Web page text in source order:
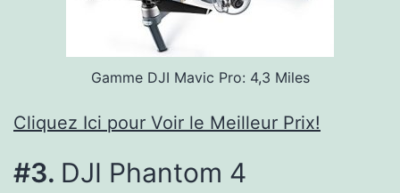
Gamme DJI Mavic Pro: 4,3 Miles
Cliquez Ici pour Voir le Meilleur Prix!
#3. DJI Phantom 4